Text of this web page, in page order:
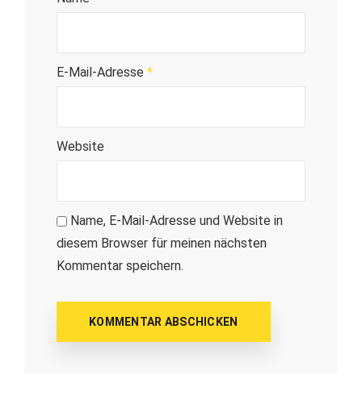
E-Mail-Adresse *
Website
Name, E-Mail-Adresse und Website in
diesem Browser für meinen nächsten
Kommentar speichern.